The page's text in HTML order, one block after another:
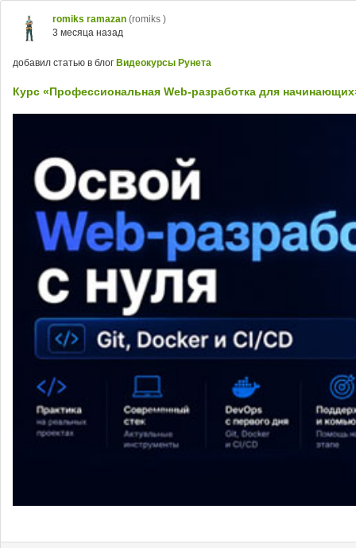
romiks ramazan (romiks )
3 месяца назад
добавил статью в блог Видеокурсы Рунета
Курс «Профессиональная Web-разработка для